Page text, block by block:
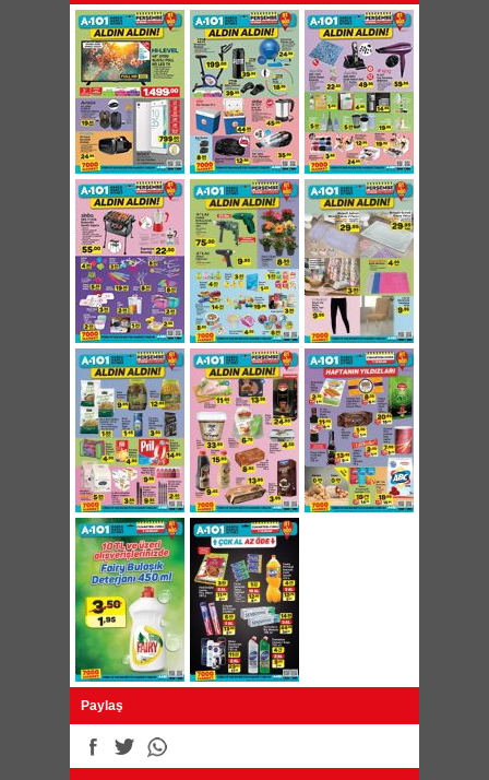
Oyuncak Nostaljik Araçlar 14,95 TL
Oyuncak İnşaat Seti 19,95 TL
Oyuncak Lisanslı Davul 8,95 TL
Oyuncak Küçük Piknik Seti 4,95 TL
Lisanslı Top 6,95 TL
Deneme Sınavı 1,50 TL
Boyama Kitabı 1,95 TL
Kitap Çeşitleri 3,95 TL
Duru Dual Bulgur Çeşitleri 250g 1,95 TL
Galle Jalapeno Turşusu 3 Kg 9,95 TL
Galle Biberiye Turşusu 3 Kg 12,95 TL
Rival Aromalı Maden Suyu 250ml 1,45 TL
Çerezya Premium Siyah Ay Çekirdeği 200g
3,50 TL
Parex Magic Bulaşık Süngeri 3'lü 4,95 TL
Pril Deo Makine Kokusu 4,95 TL
Pril Bulaşık Makinesi Tableti 50'li 14,95 TL
Mendiva Islak Havlu 3x60 Adet 5,95 TL
La Diva Güzellik Sabunu Çeşitleri 155g 3,95
TL
Golden Rose Velvet Mini Mat Ruj Seti 6'lı 9,95
TL
Golden Rose Crayon Mat Kalem Ruj Çeşitleri
9,95 TL
Golden Rose Dream Göz ve Dudak Kalemi
Çeşitleri 2,95 TL
Paylaş